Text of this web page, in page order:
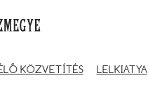
KÖZVETÍTÉS LELKIATYA